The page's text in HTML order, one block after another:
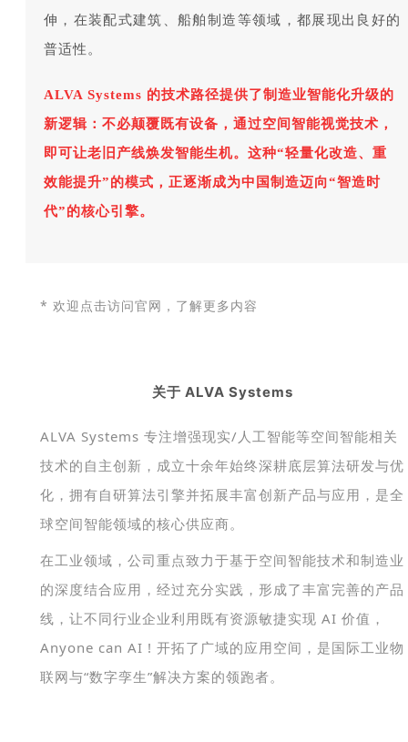
伸，在装配式建筑、船舶制造等领域，都展现出良好的
普适性。
ALVA Systems 的技术路径提供了制造业智能化升级的
新逻辑：不必颠覆既有设备，通过空间智能视觉技术，
即可让老旧产线焕发智能生机。这种“轻量化改造、重
效能提升”的模式，正逐渐成为中国制造迈向“智造时
代”的核心引擎。
* 欢迎点击访问官网，了解更多内容
关于 ALVA Systems
ALVA Systems 专注增强现实/人工智能等空间智能相关
技术的自主创新，成立十余年始终深耕底层算法研发与优
化，拥有自研算法引擎并拓展丰富创新产品与应用，是全
球空间智能领域的核心供应商。
在工业领域，公司重点致力于基于空间智能技术和制造业
的深度结合应用，经过充分实践，形成了丰富完善的产品
线，让不同行业企业利用既有资源敏捷实现 AI 价值，
Anyone can AI ! 开拓了广域的应用空间，是国际工业物
联网与“数字孪生”解决方案的领跑者。